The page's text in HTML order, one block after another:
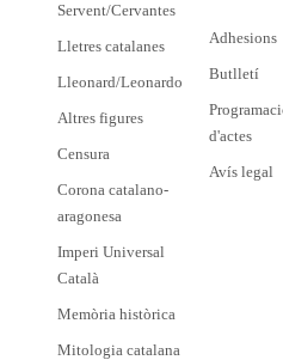
Servent/Cervantes
Lletres catalanes
Lleonard/Leonardo
Altres figures
Censura
Corona catalano-
aragonesa
Imperi Universal
Català
Memòria històrica
Mitologia catalana
Adhesions
Butlletí
d'actes
Avís legal